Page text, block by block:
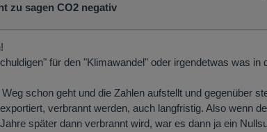
zu sagen CO2 negativ
für den "Klimawandel" oder irgendetwas was in
schon geht und die Zahlen aufstellt und gegenüber
verbrannt werden, auch langfristig. Also wenn
später dann verbrannt wird, war es dann ja ein